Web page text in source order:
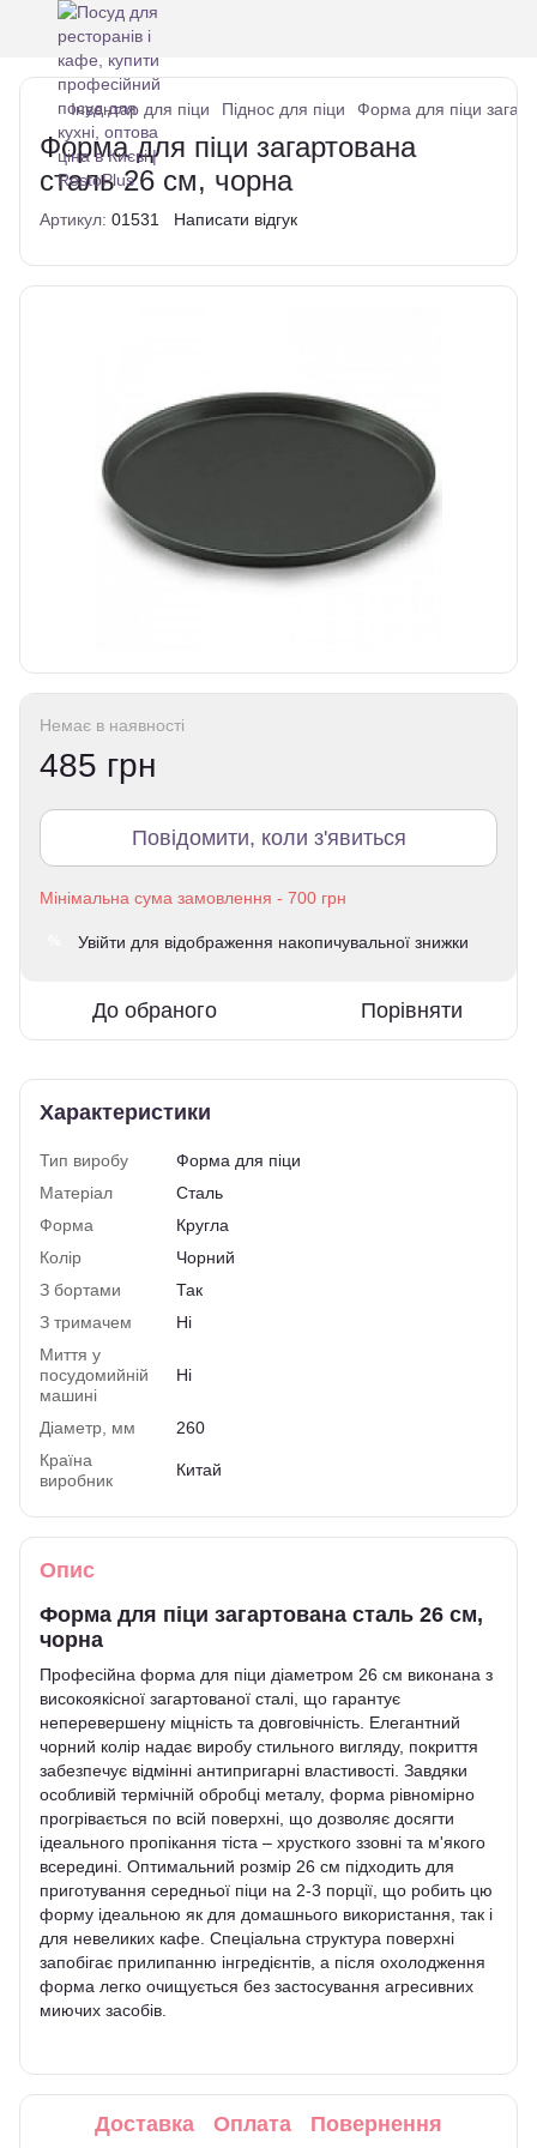
Інвентар для піци Піднос для піци Форма для піци
Форма для піци загартована
сталь 26 см, чорна
Артикул: 01531 Написати відгук
Немає в наявності
485 грн
Повідомити, коли з'явиться
Увійти для відображення накопичувальної знижки
До обраного Порівняти
Характеристики
Тип виробу
Форма для піци
Матеріал
Сталь
Форма
Кругла
Колір
Чорний
З бортами
Так
З тримачем
Ні
Миття у
посудомийній
машині
Ні
Діаметр, мм
260
Країна
виробник
Китай
Опис
Форма для піци загартована сталь 26 см,
чорна
Професійна форма для піци діаметром 26 см виконана з
високоякісної загартованої сталі, що гарантує
неперевершену міцність та довговічність. Елегантний
чорний колір надає виробу стильного вигляду, покриття
забезпечує відмінні антипригарні властивості. Завдяки
особливій термічній обробці металу, форма рівномірно
прогрівається по всій поверхні, що дозволяє досягти
ідеального пропікання тіста – хрусткого ззовні та м'якого
всередині. Оптимальний розмір 26 см підходить для
приготування середньої піци на 2-3 порції, що робить цю
форму ідеальною як для домашнього використання, так і
для невеликих кафе. Спеціальна структура поверхні
запобігає прилипанню інгредієнтів, а після охолодження
форма легко очищується без застосування агресивних
миючих засобів.
Доставка Оплата Повернення